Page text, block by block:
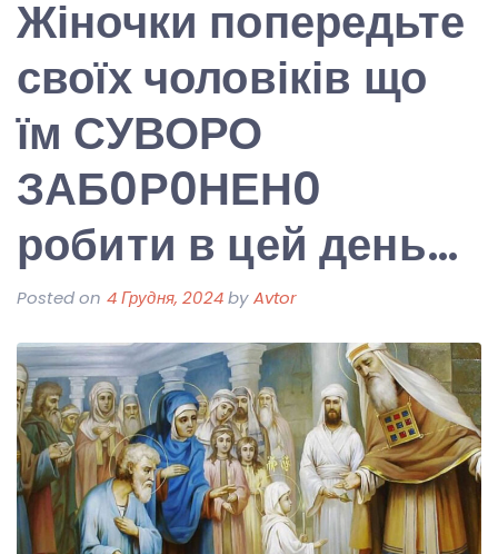
Жіночки попередьте
своїх чоловіків що
їм СУВОРО
ЗАБ0Р0НЕН0
робити в цей день…
Posted on 4 Грудня, 2024byAvtor